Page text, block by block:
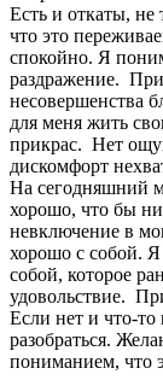
Есть и откаты, не
что это
спокойно. Я
раздражение.
несовершенства
для меня жить
прикрас. Нет
дискомфорт
На сегодняшний
хорошо, что бы
невключение в
хорошо с собой. Я
собой, которое
удовольствие.
Если нет и что-то
разобраться.
пониманием, что